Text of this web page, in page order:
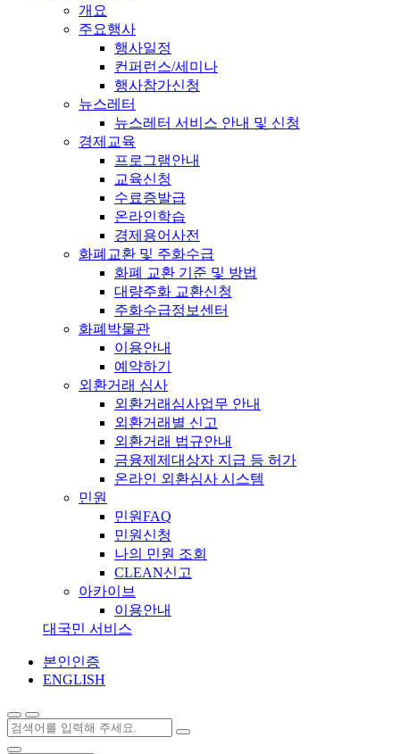
개요
주요행사
행사일정
컨퍼런스/세미나
행사참가신청
뉴스레터
뉴스레터 서비스 안내 및 신청
경제교육
프로그램안내
교육신청
수료증발급
온라인학습
경제용어사전
화폐교환 및 주화수급
화폐 교환 기준 및 방법
대량주화 교환신청
주화수급정보센터
화폐박물관
이용안내
예약하기
외환거래 심사
외환거래심사업무 안내
외환거래별 신고
외환거래 법규안내
금융제제대상자 지급 등 허가
온라인 외환심사 시스템
민원
민원FAQ
민원신청
나의 민원 조회
CLEAN신고
아카이브
이용안내
대국민 서비스
본인인증
ENGLISH